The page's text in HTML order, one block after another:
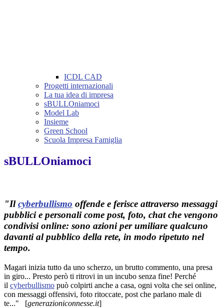
ICDL CAD
Progetti internazionali
La tua idea di impresa
sBULLOniamoci
Model Lab
Insieme
Green School
Scuola Impresa Famiglia
sBULLOniamoci
"Il cyberbullismo offende e ferisce attraverso messaggi
pubblici e personali come post, foto, chat che vengono
condivisi online: sono azioni per umiliare qualcuno
davanti al pubblico della rete, in modo ripetuto nel
tempo.
Magari inizia tutto da uno scherzo, un brutto commento, una presa
in giro... Presto però ti ritrovi in un incubo senza fine! Perché
il cyberbullismo può colpirti anche a casa, ogni volta che sei online,
con messaggi offensivi, foto ritoccate, post che parlano male di
te..." [generazioniconnesse.it]